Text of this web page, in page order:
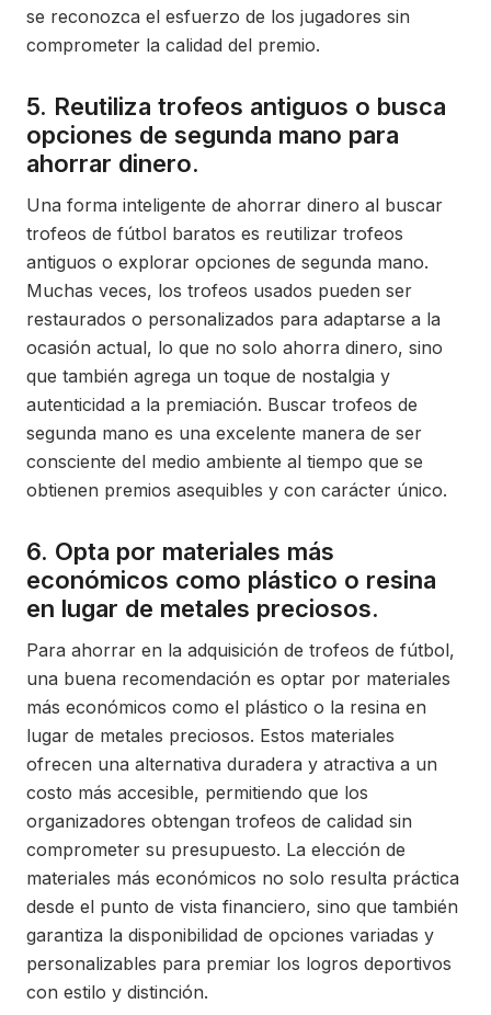
se reconozca el esfuerzo de los jugadores sin
comprometer la calidad del premio.
5. Reutiliza trofeos antiguos o busca
opciones de segunda mano para
ahorrar dinero.
Una forma inteligente de ahorrar dinero al buscar
trofeos de fútbol baratos es reutilizar trofeos
antiguos o explorar opciones de segunda mano.
Muchas veces, los trofeos usados pueden ser
restaurados o personalizados para adaptarse a la
ocasión actual, lo que no solo ahorra dinero, sino
que también agrega un toque de nostalgia y
autenticidad a la premiación. Buscar trofeos de
segunda mano es una excelente manera de ser
consciente del medio ambiente al tiempo que se
obtienen premios asequibles y con carácter único.
6. Opta por materiales más
económicos como plástico o resina
en lugar de metales preciosos.
Para ahorrar en la adquisición de trofeos de fútbol,
una buena recomendación es optar por materiales
más económicos como el plástico o la resina en
lugar de metales preciosos. Estos materiales
ofrecen una alternativa duradera y atractiva a un
costo más accesible, permitiendo que los
organizadores obtengan trofeos de calidad sin
comprometer su presupuesto. La elección de
materiales más económicos no solo resulta práctica
desde el punto de vista financiero, sino que también
garantiza la disponibilidad de opciones variadas y
personalizables para premiar los logros deportivos
con estilo y distinción.